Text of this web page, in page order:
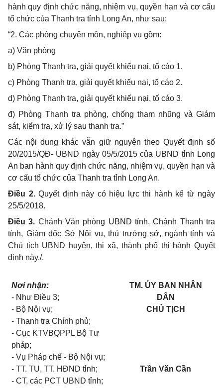
hành quy định chức năng, nhiệm vụ, quyền hạn và cơ cấu
tổ chức của Thanh tra tỉnh Long An, như sau:
“2. Các phòng chuyên môn, nghiệp vụ gồm:
a) Văn phòng
b) Phòng Thanh tra, giải quyết khiếu nại, tố cáo 1.
c) Phòng Thanh tra, giải quyết khiếu nại, tố cáo 2.
d) Phòng Thanh tra, giải quyết khiếu nại, tố cáo 3.
đ) Phòng Thanh tra phòng, chống tham nhũng và Giám
sát, kiểm tra, xử lý sau thanh tra.”
Các nội dung khác vẫn giữ nguyên theo Quyết định số
20/2015/QĐ- UBND ngày 05/5/2015 của UBND tỉnh Long
An ban hành quy định chức năng, nhiệm vụ, quyền hạn và
cơ cấu tổ chức của Thanh tra tỉnh Long An.
Điều 2. Quyết định này có hiệu lực thi hành kể từ ngày
25/5/2018.
Điều 3. Chánh Văn phòng UBND tỉnh, Chánh Thanh tra
tỉnh, Giám đốc Sở Nội vụ, thủ trưởng sở, ngành tỉnh và
Chủ tịch UBND huyện, thị xã, thành phố thi hành Quyết
định này./.
Nơi nhận:
- Như Điều 3;
- Bộ Nội vụ;
- Thanh tra Chính phủ;
- Cục KTVBQPPL Bộ Tư
pháp;
- Vụ Pháp chế - Bộ Nội vụ;
- TT. TU, TT. HĐND tỉnh;
- CT, các PCT UBND tỉnh;
TM. ỦY BAN NHÂN
DÂN
CHỦ TỊCH
Trần Văn Cần